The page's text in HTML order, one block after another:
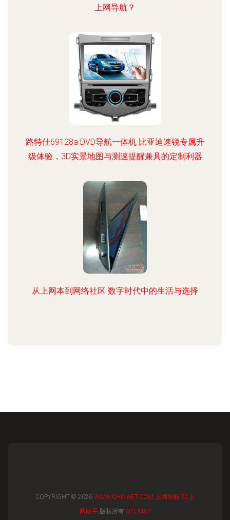
上网导航？
路特仕69128a DVD导航一体机 比亚迪速锐专属升
级体验，3D实景地图与测速提醒兼具的定制利器
从上网本到网络社区 数字时代中的生活与选择
COPYRIGHT © 2026 WWW.CHINAET.COM 上网导航 52上
网助手版权所有 SITEMAP